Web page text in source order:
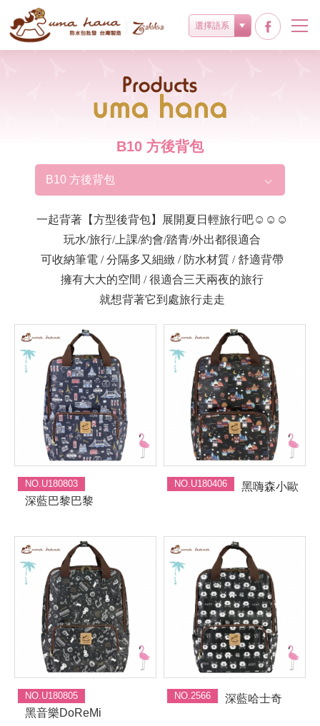
選擇語系
Products
B10 方後背包
B10 方後背包
一起背著【方型後背包】展開夏日輕旅行吧☺️☺️☺️
玩水/旅行/上課/約會/踏青/外出都很適合
可收納筆電 / 分隔多又細緻 / 防水材質 / 舒適背帶
擁有大大的空間 / 很適合三天兩夜的旅行
就想背著它到處旅行走走
NO.U180803
深藍巴黎巴黎
NO.U180406 黑嗨森小歐
NO.U180805
黑音樂DoReMi
NO.2566 深藍哈士奇